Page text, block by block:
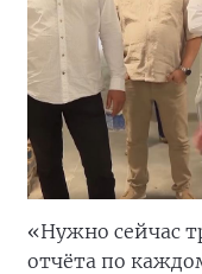
«Нужно сейчас
отчёта по